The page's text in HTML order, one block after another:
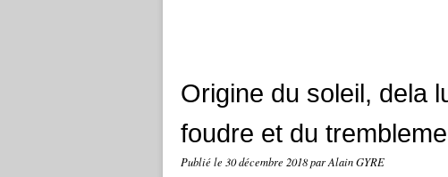
Origine du soleil, dela
foudre et du
Publié le 30 décembre 2018par Alain GYRE